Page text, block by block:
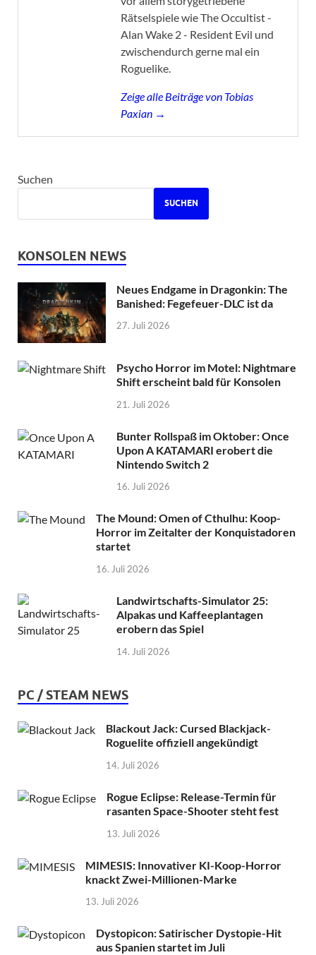
Rätselspiele wie The Occultist -
Alan Wake 2 - Resident Evil und
zwischendurch gerne mal ein
Roguelike.
Zeige alle Beiträge von Tobias
Paxian →
Suchen
SUCHEN
KONSOLEN NEWS
Neues Endgame in Dragonkin: The
Banished: Fegefeuer-DLC ist da
27. Juli 2026
Psycho Horror im Motel: Nightmare
Shift erscheint bald für Konsolen
21. Juli 2026
Bunter Rollspaß im Oktober: Once
Upon A KATAMARI erobert die
Nintendo Switch 2
16. Juli 2026
The Mound: Omen of Cthulhu: Koop-
Horror im Zeitalter der Konquistadoren
startet
16. Juli 2026
Landwirtschafts-Simulator 25:
Alpakas und Kaffeeplantagen
erobern das Spiel
14. Juli 2026
PC / STEAM NEWS
Blackout Jack: Cursed Blackjack-
Roguelite offiziell angekündigt
14. Juli 2026
Rogue Eclipse: Release-Termin für
rasanten Space-Shooter steht fest
13. Juli 2026
MIMESIS: Innovativer KI-Koop-Horror
knackt Zwei-Millionen-Marke
13. Juli 2026
Dystopicon: Satirischer Dystopie-Hit
aus Spanien startet im Juli